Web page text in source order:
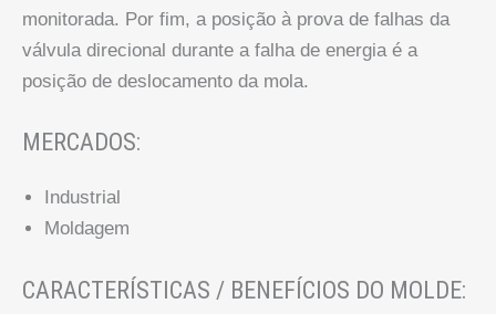
monitorada. Por fim, a posição à prova de falhas da
válvula direcional durante a falha de energia é a
posição de deslocamento da mola.
MERCADOS:
Industrial
Moldagem
CARACTERÍSTICAS / BENEFÍCIOS DO MOLDE: